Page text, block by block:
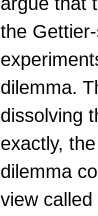
the
dilemma.
dissolving
exactly,
dilemma
view